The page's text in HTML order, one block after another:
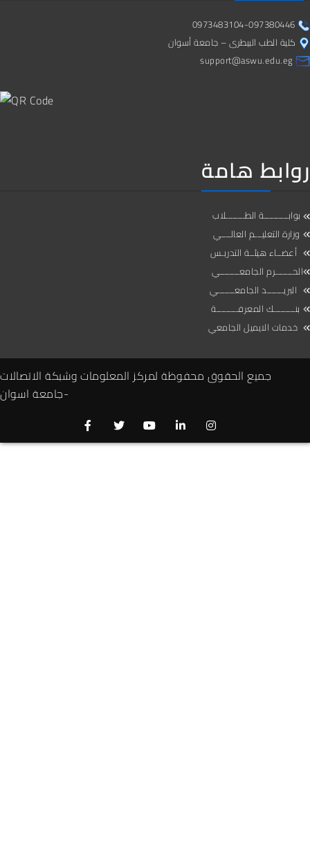
0973483104-097380446
support@aswu.edu.eg
روابط هامة
وزارة التعليـــم العالــــي
أعضــاء هيئــة التدريـس
الحـــــــرم الجامعــــــــي
البريـــــــد الجامعـــــــي
بنـــــــــك المعرفـــــــــة
جميع الحقوق محفوظة لمركز المعلومات وشبكة الاتصالات
-جامعة اسوان